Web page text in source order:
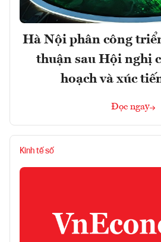
Hà Nội phân công
thuận sau Hội nghị
hoạch và xúc
Đọc ngay
Kinh tế số